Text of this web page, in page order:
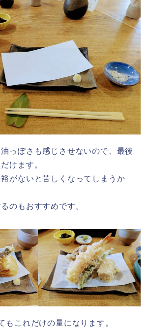
っぽさも感じさせないので、最後
けます。
がないと苦しくなってしまうか
のもおすすめです。
もこれだけの量になります。